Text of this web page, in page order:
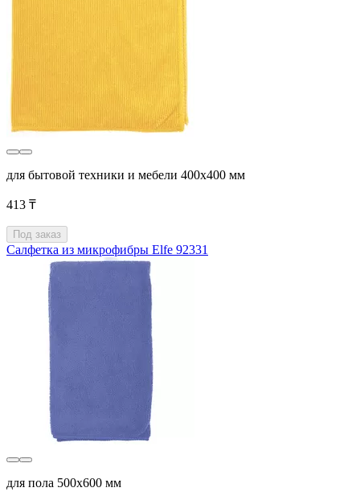
для бытовой техники и мебели 400x400 мм
413 ₸
Под заказ
Салфетка из микрофибры Elfe 92331
для пола 500x600 мм